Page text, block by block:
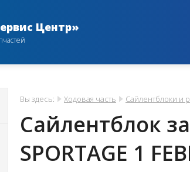
Центр»
Вы здесь: Ходовая часть Сайлентблоки и
Сайлентблок
SPORTAGE 1